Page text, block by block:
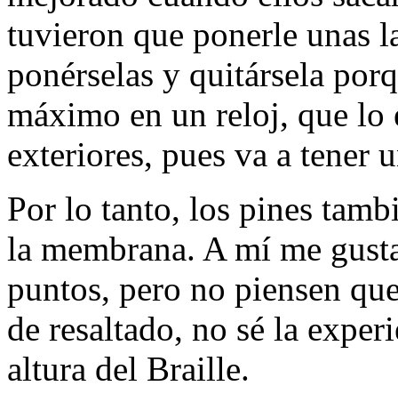
tuvieron que ponerle unas
ponérselas y quitársela
máximo en un reloj, que lo
exteriores, pues va a tener
Por lo tanto, los pines
la membrana. A mí me
puntos, pero no piensen
de resaltado, no sé la
altura del Braille.